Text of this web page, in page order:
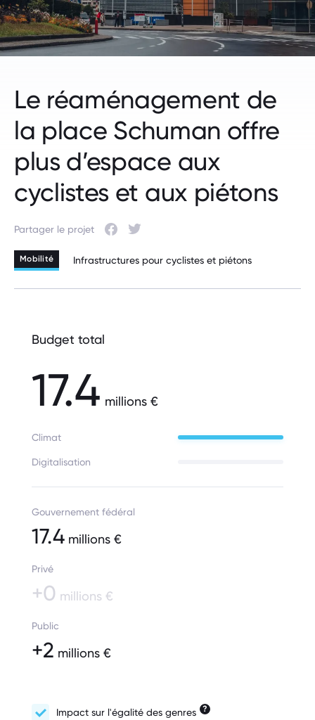
Le réaménagement de
la place Schuman offre
plus d’espace aux
cyclistes et aux piétons
Partager le projet Facebook
Twitter
Mobilité Infrastructures pour cyclistes et piétons
Budget total
17.4 millions €
Climat
Digitalisation
Gouvernement fédéral
17.4millions €
Privé
+0 millions €
Public
+2 millions €
Impact sur l'égalité des genres ?